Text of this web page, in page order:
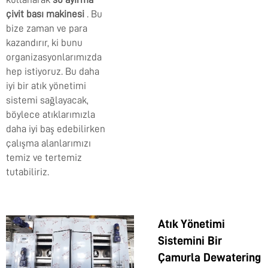
çivit bası makinesi . Bu
bize zaman ve para
kazandırır, ki bunu
organizasyonlarımızda
hep istiyoruz. Bu daha
iyi bir atık yönetimi
sistemi sağlayacak,
böylece atıklarımızla
daha iyi baş edebilirken
çalışma alanlarımızı
temiz ve tertemiz
tutabiliriz.
Atık Yönetimi
Sistemini Bir
Çamurla Dewatering